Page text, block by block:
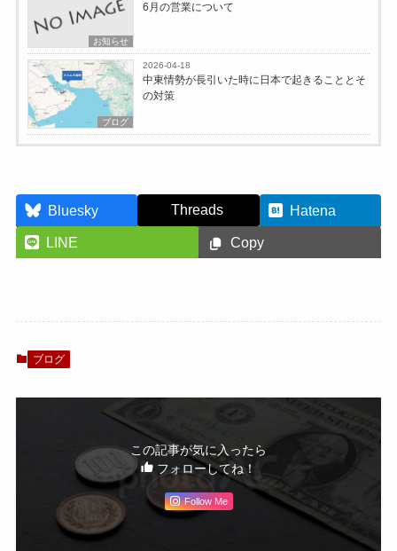
お知らせ
6月の営業について
ブログ
2026-04-18
中東情勢が長引いた時に日本で起きることとそ
の対策
Bluesky Threads
Hatena
LINE
Copy
ブログ
この記事が気に入ったら
フォローしてね！
Follow Me